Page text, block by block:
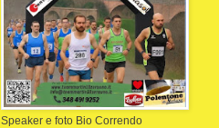
Speaker e foto Bio Correndo